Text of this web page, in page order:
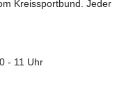
Kreissportbund. Jeder
- 11 Uhr